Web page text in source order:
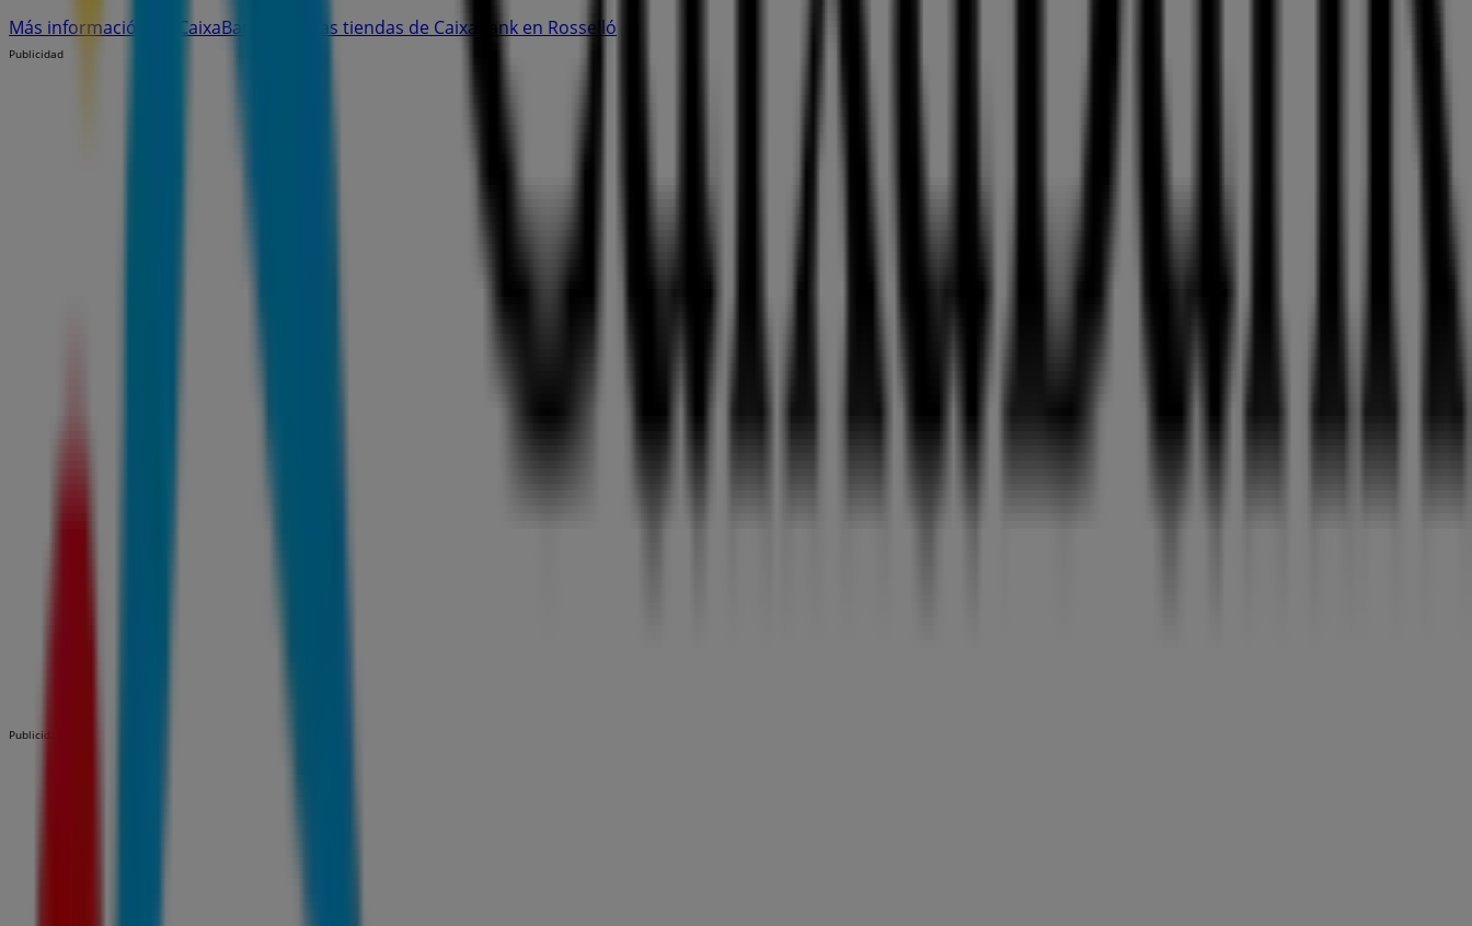
Más información de CaixaBank
Ver otras tiendas de CaixaBank en Rosselló
Publicidad
Publicidad